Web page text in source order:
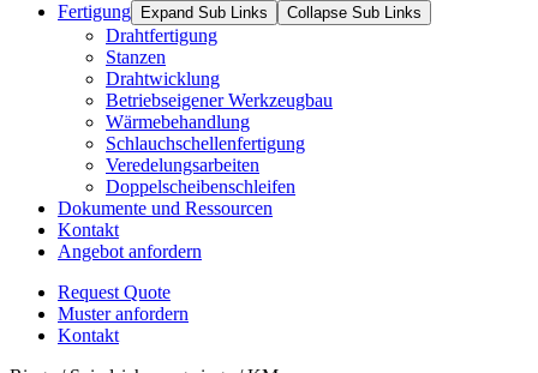
Fertigung
Expand Sub Links Collapse Sub Links
Drahtfertigung
Stanzen
Drahtwicklung
Betriebseigener Werkzeugbau
Wärmebehandlung
Schlauchschellenfertigung
Veredelungsarbeiten
Doppelscheibenschleifen
Dokumente und Ressourcen
Kontakt
Angebot anfordern
Request Quote
Muster anfordern
Kontakt